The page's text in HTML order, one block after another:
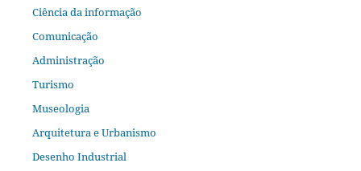
Ciência da informação
Comunicação
Administração
Turismo
Museologia
Arquitetura e Urbanismo
Desenho Industrial